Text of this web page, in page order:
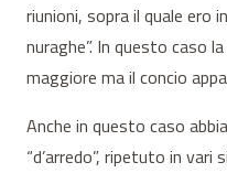
riunioni, sopra il quale ero
nuraghe”. In questo caso
maggiore ma il concio
Anche in questo caso
“d’arredo”, ripetuto in